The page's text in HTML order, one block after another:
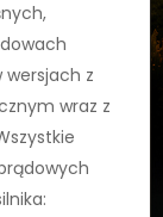
z
wraz z